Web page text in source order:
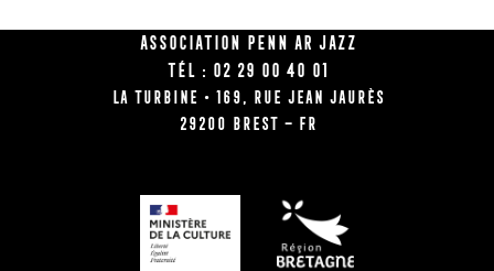
Association Penn Ar Jazz
Tél : 02 29 00 40 01
La Turbine • 169, rue Jean Jaurès
29200 BREST – FR